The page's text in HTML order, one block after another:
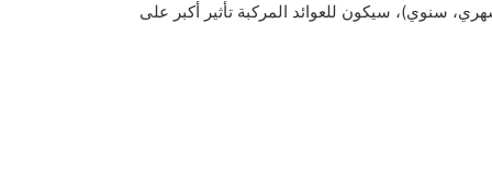
سنوي)، سيكون للعوائد المركبة تأثير أكبر على